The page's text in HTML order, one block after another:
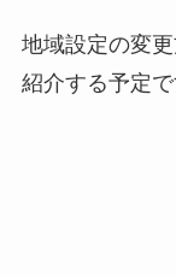
地域設定の変
紹介する予定で